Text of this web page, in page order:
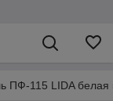
ПФ-115 LIDA белая